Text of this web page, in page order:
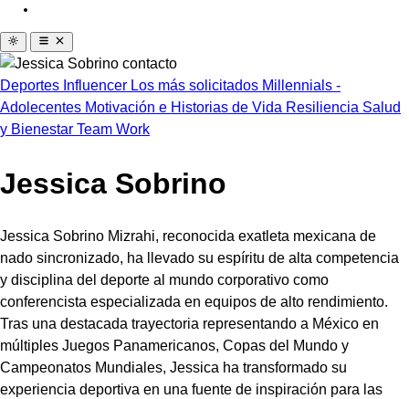
Deportes Influencer Los más solicitados Millennials -
Adolecentes Motivación e Historias de Vida Resiliencia Salud
y Bienestar Team Work
Jessica Sobrino
Jessica Sobrino Mizrahi, reconocida exatleta mexicana de
nado sincronizado, ha llevado su espíritu de alta competencia
y disciplina del deporte al mundo corporativo como
conferencista especializada en equipos de alto rendimiento.
Tras una destacada trayectoria representando a México en
múltiples Juegos Panamericanos, Copas del Mundo y
Campeonatos Mundiales, Jessica ha transformado su
experiencia deportiva en una fuente de inspiración para las